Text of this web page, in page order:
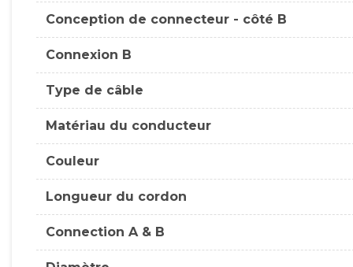
Conception de connecteur - côté B
Connexion B
Type de câble
Matériau du conducteur
Couleur
Longueur du cordon
Connection A & B